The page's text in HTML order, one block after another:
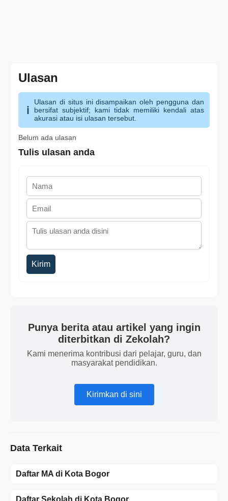
Ulasan
Ulasan di situs ini disampaikan oleh pengguna dan
bersifat subjektif; kami tidak memiliki kendali atas
akurasi atau isi ulasan tersebut.
Belum ada ulasan
Tulis ulasan anda
Kirim
Punya berita atau artikel yang ingin
diterbitkan di Zekolah?
Kami menerima kontribusi dari pelajar, guru, dan
masyarakat pendidikan.
Kirimkan di sini
Data Terkait
Daftar MA di Kota Bogor